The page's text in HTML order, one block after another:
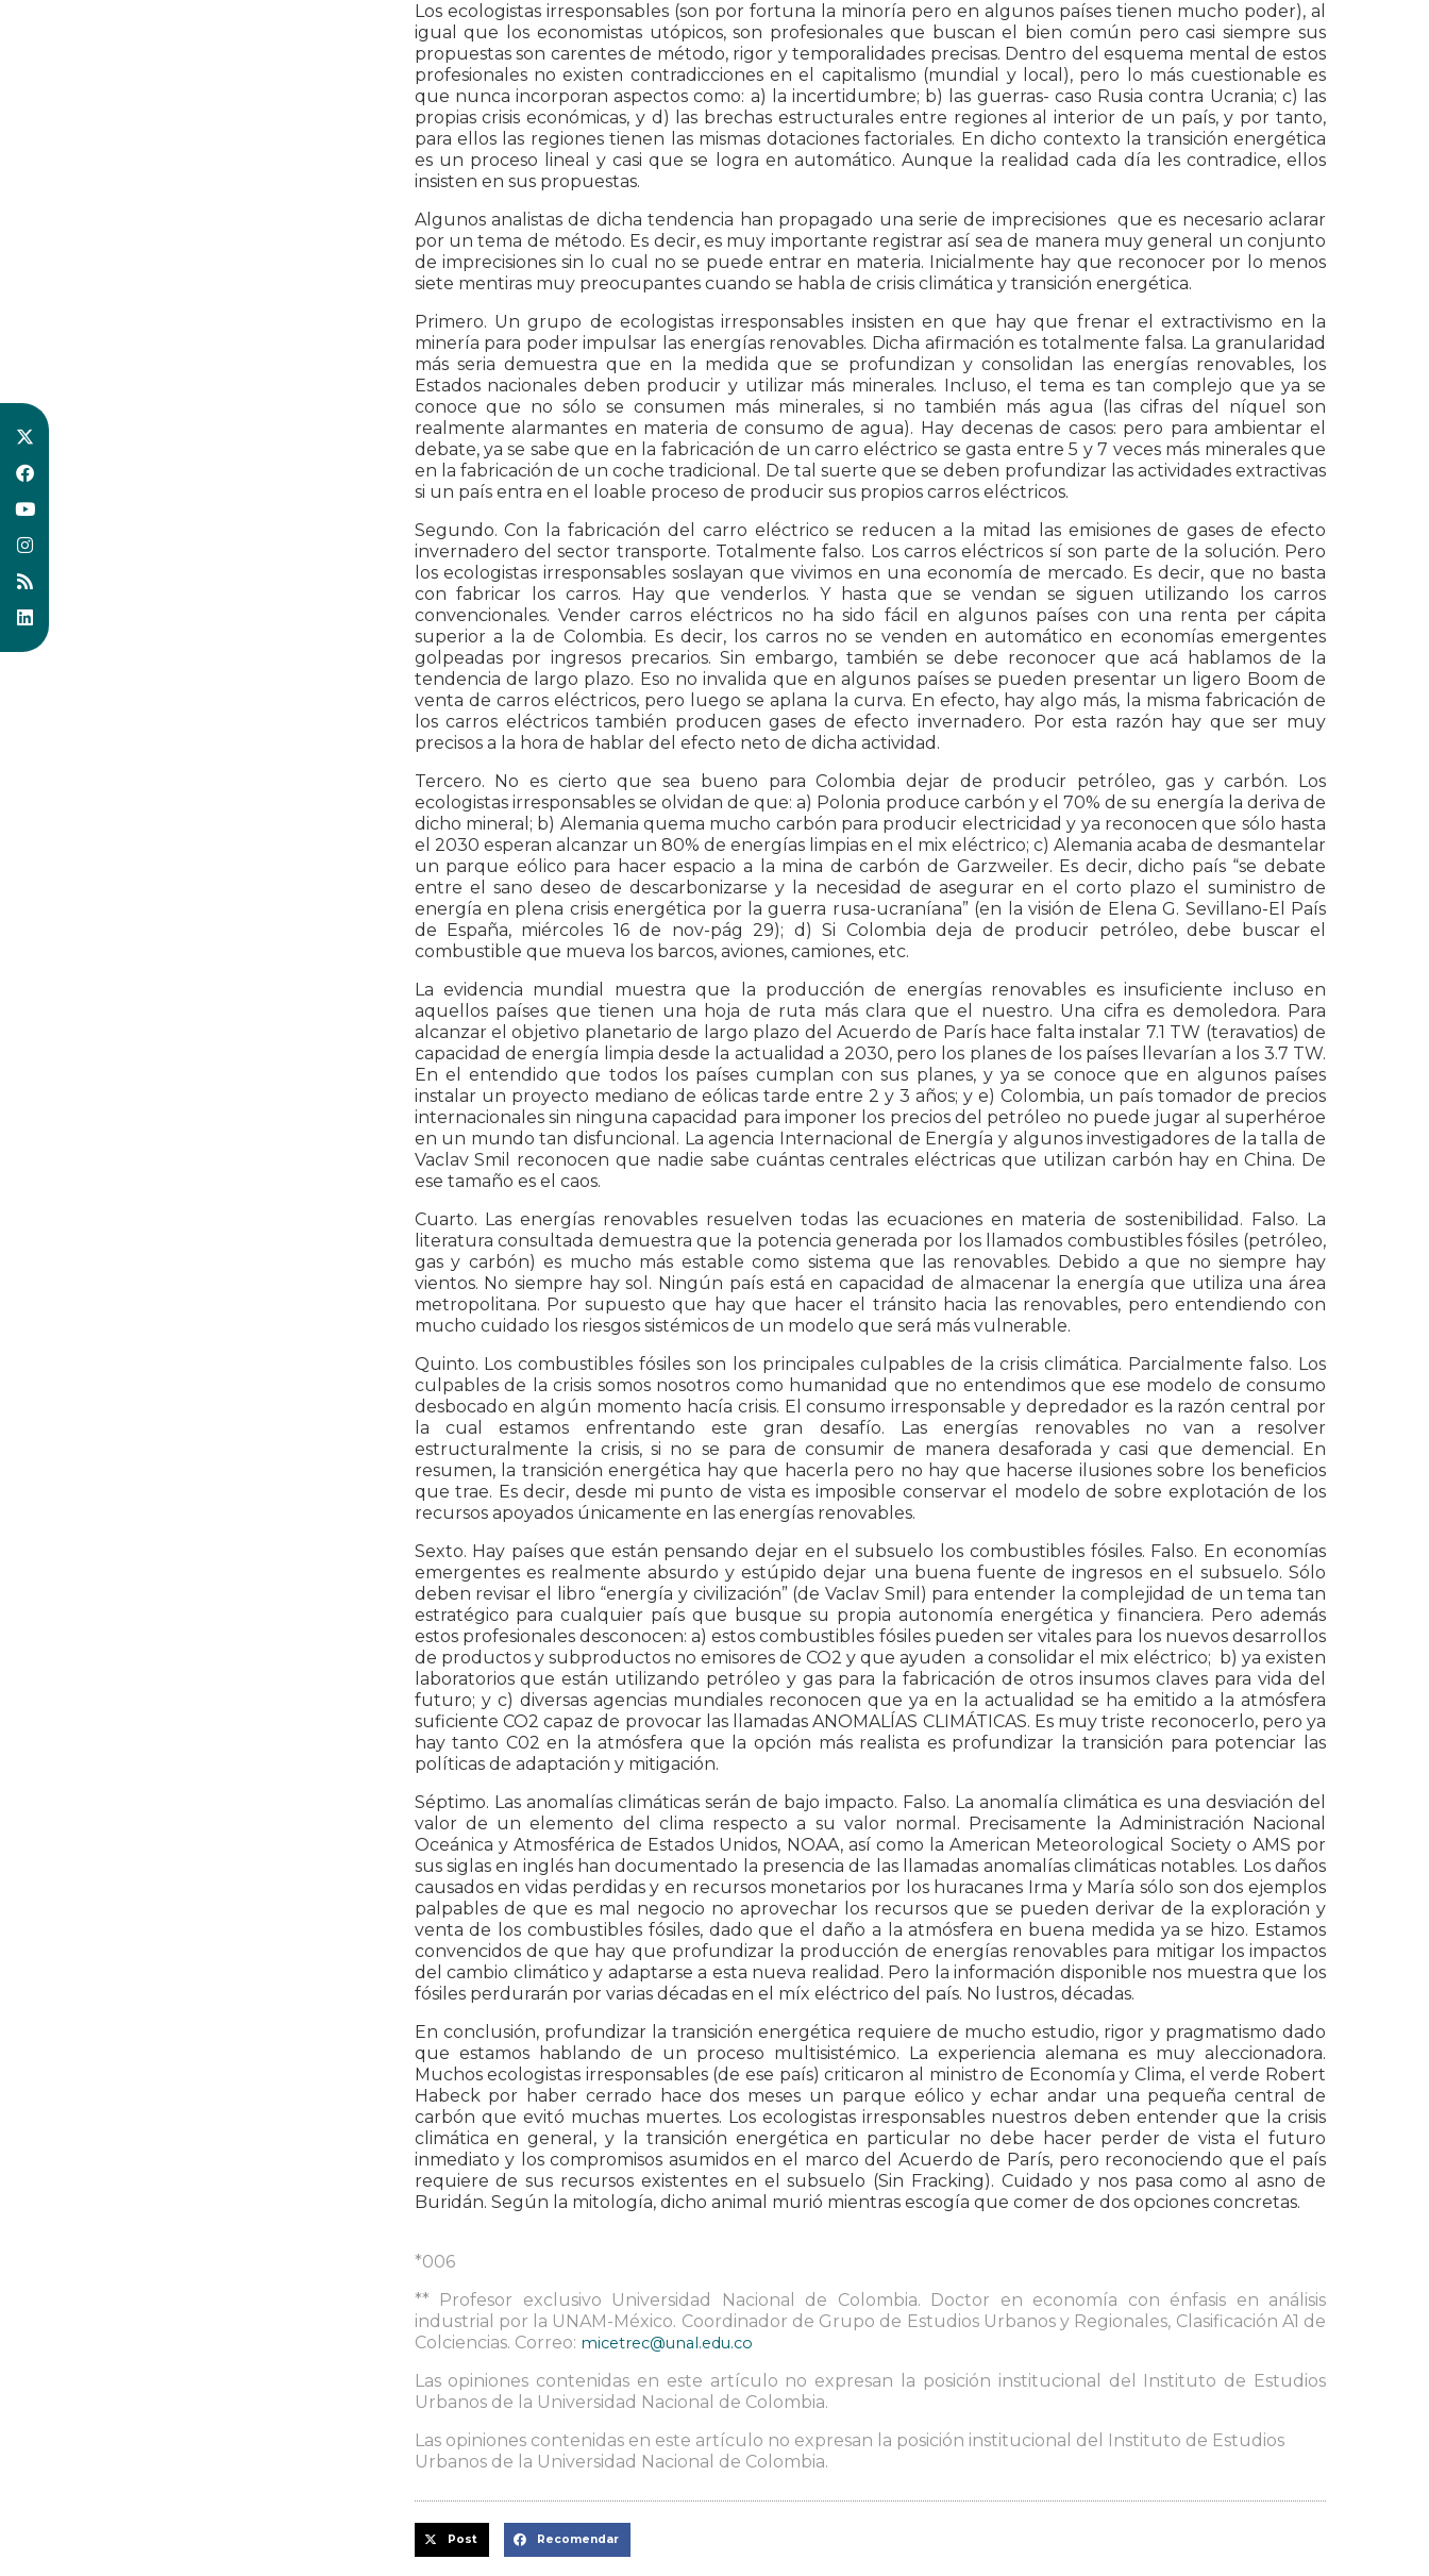
Los ecologistas irresponsables (son por fortuna la minoría pero en algunos países tienen mucho poder), al
igual que los economistas utópicos, son profesionales que buscan el bien común pero casi siempre sus
propuestas son carentes de método, rigor y temporalidades precisas. Dentro del esquema mental de estos
profesionales no existen contradicciones en el capitalismo (mundial y local), pero lo más cuestionable es
que nunca incorporan aspectos como: a) la incertidumbre; b) las guerras- caso Rusia contra Ucrania; c) las
propias crisis económicas, y d) las brechas estructurales entre regiones al interior de un país, y por tanto,
para ellos las regiones tienen las mismas dotaciones factoriales. En dicho contexto la transición energética
es un proceso lineal y casi que se logra en automático. Aunque la realidad cada día les contradice, ellos
insisten en sus propuestas.
Algunos analistas de dicha tendencia han propagado una serie de imprecisiones que es necesario aclarar
por un tema de método. Es decir, es muy importante registrar así sea de manera muy general un conjunto
de imprecisiones sin lo cual no se puede entrar en materia. Inicialmente hay que reconocer por lo menos
siete mentiras muy preocupantes cuando se habla de crisis climática y transición energética.
Primero. Un grupo de ecologistas irresponsables insisten en que hay que frenar el extractivismo en la
minería para poder impulsar las energías renovables. Dicha afirmación es totalmente falsa. La granularidad
más seria demuestra que en la medida que se profundizan y consolidan las energías renovables, los
Estados nacionales deben producir y utilizar más minerales. Incluso, el tema es tan complejo que ya se
conoce que no sólo se consumen más minerales, si no también más agua (las cifras del níquel son
realmente alarmantes en materia de consumo de agua). Hay decenas de casos: pero para ambientar el
debate, ya se sabe que en la fabricación de un carro eléctrico se gasta entre 5 y 7 veces más minerales que
en la fabricación de un coche tradicional. De tal suerte que se deben profundizar las actividades extractivas
si un país entra en el loable proceso de producir sus propios carros eléctricos.
Segundo. Con la fabricación del carro eléctrico se reducen a la mitad las emisiones de gases de efecto
invernadero del sector transporte. Totalmente falso. Los carros eléctricos sí son parte de la solución. Pero
los ecologistas irresponsables soslayan que vivimos en una economía de mercado. Es decir, que no basta
con fabricar los carros. Hay que venderlos. Y hasta que se vendan se siguen utilizando los carros
convencionales. Vender carros eléctricos no ha sido fácil en algunos países con una renta per cápita
superior a la de Colombia. Es decir, los carros no se venden en automático en economías emergentes
golpeadas por ingresos precarios. Sin embargo, también se debe reconocer que acá hablamos de la
tendencia de largo plazo. Eso no invalida que en algunos países se pueden presentar un ligero Boom de
venta de carros eléctricos, pero luego se aplana la curva. En efecto, hay algo más, la misma fabricación de
los carros eléctricos también producen gases de efecto invernadero. Por esta razón hay que ser muy
precisos a la hora de hablar del efecto neto de dicha actividad.
Tercero. No es cierto que sea bueno para Colombia dejar de producir petróleo, gas y carbón. Los
ecologistas irresponsables se olvidan de que: a) Polonia produce carbón y el 70% de su energía la deriva de
dicho mineral; b) Alemania quema mucho carbón para producir electricidad y ya reconocen que sólo hasta
el 2030 esperan alcanzar un 80% de energías limpias en el mix eléctrico; c) Alemania acaba de desmantelar
un parque eólico para hacer espacio a la mina de carbón de Garzweiler. Es decir, dicho país “se debate
entre el sano deseo de descarbonizarse y la necesidad de asegurar en el corto plazo el suministro de
energía en plena crisis energética por la guerra rusa-ucraníana” (en la visión de Elena G. Sevillano-El País
de España, miércoles 16 de nov-pág 29); d) Si Colombia deja de producir petróleo, debe buscar el
combustible que mueva los barcos, aviones, camiones, etc.
La evidencia mundial muestra que la producción de energías renovables es insuficiente incluso en
aquellos países que tienen una hoja de ruta más clara que el nuestro. Una cifra es demoledora. Para
alcanzar el objetivo planetario de largo plazo del Acuerdo de París hace falta instalar 7.1 TW (teravatios) de
capacidad de energía limpia desde la actualidad a 2030, pero los planes de los países llevarían a los 3.7 TW.
En el entendido que todos los países cumplan con sus planes, y ya se conoce que en algunos países
instalar un proyecto mediano de eólicas tarde entre 2 y 3 años; y e) Colombia, un país tomador de precios
internacionales sin ninguna capacidad para imponer los precios del petróleo no puede jugar al superhéroe
en un mundo tan disfuncional. La agencia Internacional de Energía y algunos investigadores de la talla de
Vaclav Smil reconocen que nadie sabe cuántas centrales eléctricas que utilizan carbón hay en China. De
ese tamaño es el caos.
Cuarto. Las energías renovables resuelven todas las ecuaciones en materia de sostenibilidad. Falso. La
literatura consultada demuestra que la potencia generada por los llamados combustibles fósiles (petróleo,
gas y carbón) es mucho más estable como sistema que las renovables. Debido a que no siempre hay
vientos. No siempre hay sol. Ningún país está en capacidad de almacenar la energía que utiliza una área
metropolitana. Por supuesto que hay que hacer el tránsito hacia las renovables, pero entendiendo con
mucho cuidado los riesgos sistémicos de un modelo que será más vulnerable.
Quinto. Los combustibles fósiles son los principales culpables de la crisis climática. Parcialmente falso. Los
culpables de la crisis somos nosotros como humanidad que no entendimos que ese modelo de consumo
desbocado en algún momento hacía crisis. El consumo irresponsable y depredador es la razón central por
la cual estamos enfrentando este gran desafío. Las energías renovables no van a resolver
estructuralmente la crisis, si no se para de consumir de manera desaforada y casi que demencial. En
resumen, la transición energética hay que hacerla pero no hay que hacerse ilusiones sobre los beneficios
que trae. Es decir, desde mi punto de vista es imposible conservar el modelo de sobre explotación de los
recursos apoyados únicamente en las energías renovables.
Sexto. Hay países que están pensando dejar en el subsuelo los combustibles fósiles. Falso. En economías
emergentes es realmente absurdo y estúpido dejar una buena fuente de ingresos en el subsuelo. Sólo
deben revisar el libro “energía y civilización” (de Vaclav Smil) para entender la complejidad de un tema tan
estratégico para cualquier país que busque su propia autonomía energética y financiera. Pero además
estos profesionales desconocen: a) estos combustibles fósiles pueden ser vitales para los nuevos desarrollos
de productos y subproductos no emisores de CO2 y que ayuden a consolidar el mix eléctrico; b) ya existen
laboratorios que están utilizando petróleo y gas para la fabricación de otros insumos claves para vida del
futuro; y c) diversas agencias mundiales reconocen que ya en la actualidad se ha emitido a la atmósfera
suficiente CO2 capaz de provocar las llamadas ANOMALÍAS CLIMÁTICAS. Es muy triste reconocerlo, pero ya
hay tanto C02 en la atmósfera que la opción más realista es profundizar la transición para potenciar las
políticas de adaptación y mitigación.
Séptimo. Las anomalías climáticas serán de bajo impacto. Falso. La anomalía climática es una desviación del
valor de un elemento del clima respecto a su valor normal. Precisamente la Administración Nacional
Oceánica y Atmosférica de Estados Unidos, NOAA, así como la American Meteorological Society o AMS por
sus siglas en inglés han documentado la presencia de las llamadas anomalías climáticas notables. Los daños
causados en vidas perdidas y en recursos monetarios por los huracanes Irma y María sólo son dos ejemplos
palpables de que es mal negocio no aprovechar los recursos que se pueden derivar de la exploración y
venta de los combustibles fósiles, dado que el daño a la atmósfera en buena medida ya se hizo. Estamos
convencidos de que hay que profundizar la producción de energías renovables para mitigar los impactos
del cambio climático y adaptarse a esta nueva realidad. Pero la información disponible nos muestra que los
fósiles perdurarán por varias décadas en el míx eléctrico del país. No lustros, décadas.
En conclusión, profundizar la transición energética requiere de mucho estudio, rigor y pragmatismo dado
que estamos hablando de un proceso multisistémico. La experiencia alemana es muy aleccionadora.
Muchos ecologistas irresponsables (de ese país) criticaron al ministro de Economía y Clima, el verde Robert
Habeck por haber cerrado hace dos meses un parque eólico y echar andar una pequeña central de
carbón que evitó muchas muertes. Los ecologistas irresponsables nuestros deben entender que la crisis
climática en general, y la transición energética en particular no debe hacer perder de vista el futuro
inmediato y los compromisos asumidos en el marco del Acuerdo de París, pero reconociendo que el país
requiere de sus recursos existentes en el subsuelo (Sin Fracking). Cuidado y nos pasa como al asno de
Buridán. Según la mitología, dicho animal murió mientras escogía que comer de dos opciones concretas.
*006
** Profesor exclusivo Universidad Nacional de Colombia. Doctor en economía con énfasis en análisis
industrial por la UNAM-México. Coordinador de Grupo de Estudios Urbanos y Regionales, Clasificación A1 de
Colciencias. Correo: micetrec@unal.edu.co
Las opiniones contenidas en este artículo no expresan la posición institucional del Instituto de Estudios
Urbanos de la Universidad Nacional de Colombia.
Las opiniones contenidas en este artículo no expresan la posición institucional del Instituto de Estudios
Urbanos de la Universidad Nacional de Colombia.
Post Recomendar